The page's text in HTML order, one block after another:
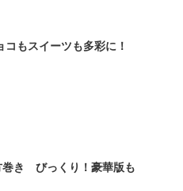
もスイーツも多彩に！
巻き びっくり！豪華版も